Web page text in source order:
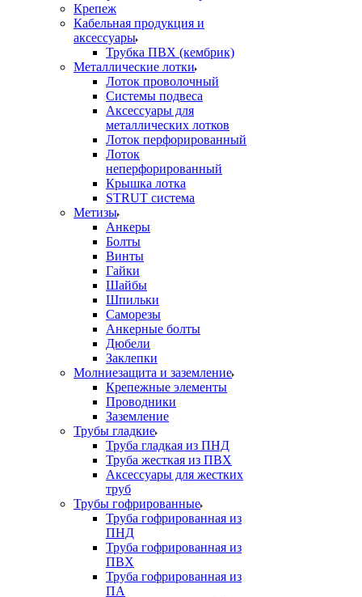
Крепеж
Кабельная продукция и
аксессуары
Трубка ПВХ (кембрик)
Металлические лотки
Лоток проволочный
Системы подвеса
Аксессуары для
металлических лотков
Лоток перфорированный
Лоток
неперфорированный
Крышка лотка
STRUT система
Метизы
Анкеры
Болты
Винты
Гайки
Шайбы
Шпильки
Саморезы
Анкерные болты
Дюбели
Заклепки
Молниезащита и заземление
Крепежные элементы
Проводники
Заземление
Трубы гладкие
Труба гладкая из ПНД
Труба жесткая из ПВХ
Аксессуары для жестких
труб
Трубы гофрированные
Труба гофрированная из
ПНД
Труба гофрированная из
ПВХ
Труба гофрированная из
ПА